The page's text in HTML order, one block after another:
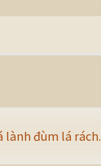
lành đùm lá rách.